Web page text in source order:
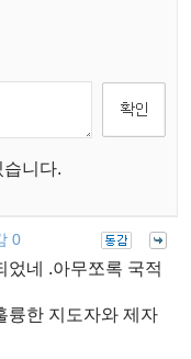
니다.
0
었네 .아무쪼록 국적
륭한 지도자와 제자